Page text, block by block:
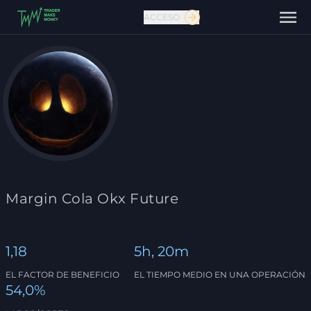
Contáctanos
ACCESO
Margin Cola Okx Future
1,18
EL FACTOR DE BENEFICIO
5h, 20m
EL TIEMPO MEDIO EN UNA OPERACIÓN
54,0%